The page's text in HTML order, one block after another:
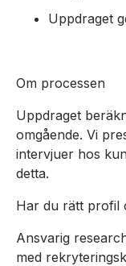
Uppdraget
Om processen
Uppdraget
omgående. Vi
intervjuer hos
detta.
Har du rätt profil
Ansvarig
med